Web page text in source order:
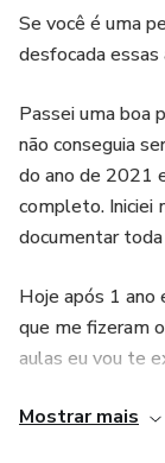
Se você é uma
desfocada essas
Passei uma boa
não conseguia
do ano de 2021
completo. Iniciei
documentar toda
Hoje após 1 ano
que me fizeram
aulas eu vou te
adicionadas.
Mostrar mais